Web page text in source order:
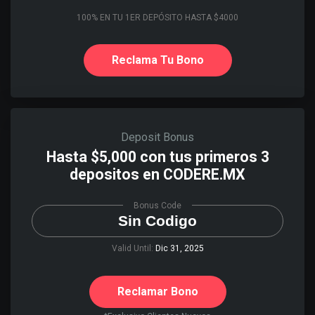
100% EN TU 1ER DEPÓSITO HASTA $4000
Reclama Tu Bono
Deposit Bonus
Hasta $5,000 con tus primeros 3
depositos en CODERE.MX
Sin Codigo
Bonus Code
Valid Until: Dic 31, 2025
Reclamar Bono